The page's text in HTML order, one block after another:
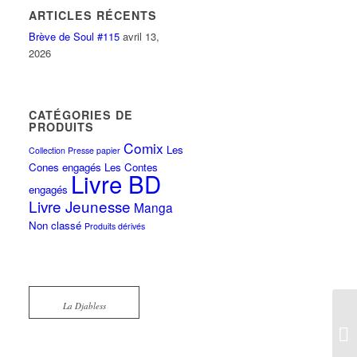
ARTICLES RÉCENTS
Brève de Soul #115 avril 13,
2026
CATÉGORIES DE
PRODUITS
Collection Presse papier Comix Les
Cones engagés Les Contes
engagés Livre BD
Livre Jeunesse Manga
Non classé Produits dérivés
La Djabless